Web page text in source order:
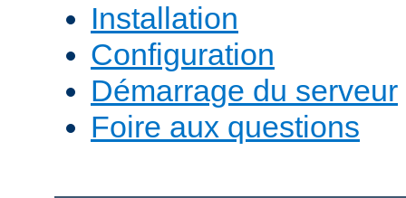
Installation
Configuration
Démarrage du serveur
Foire aux questions